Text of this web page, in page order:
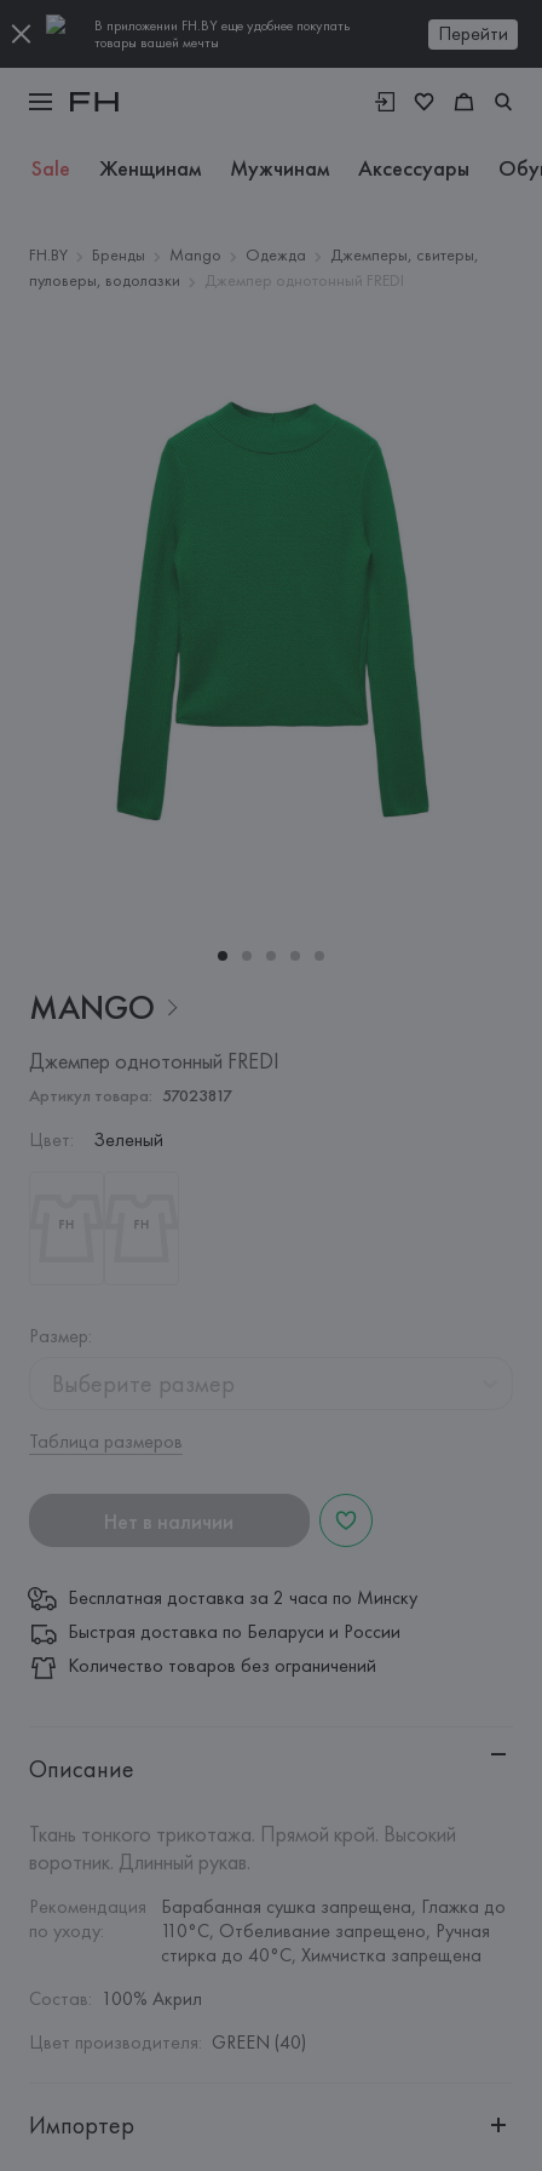
В приложении FH.BY еще удобнее покупать
товары вашей мечты
Перейти
Sale Женщинам Мужчинам Аксессуары
FH.BY Бренды Mango Одежда
Джемперы, свитеры,
пуловеры, водолазки
Джемпер однотонный FREDI
MANGO
Джемпер однотонный FREDI
Артикул товара: 57023817
Цвет: Зеленый
Размер:
Выберите размер
Таблица размеров
Нет в наличии
Бесплатная доставка за 2 часа по Минску
Быстрая доставка по Беларуси и России
Количество товаров без ограничений
Описание
Ткань тонкого трикотажа. Прямой крой. Высокий
воротник. Длинный рукав.
Рекомендация
по уходу:
Барабанная сушка запрещена, Глажка до
110°C, Отбеливание запрещено, Ручная
стирка до 40°C, Химчистка запрещена
Состав: 100% Акрил
Цвет производителя: GREEN (40)
Импортер